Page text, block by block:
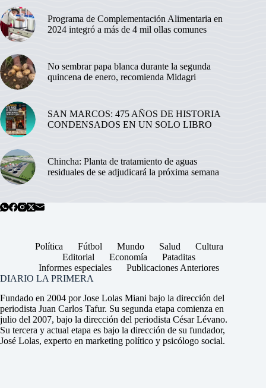
Programa de Complementación Alimentaria en
2024 integró a más de 4 mil ollas comunes
No sembrar papa blanca durante la segunda
quincena de enero, recomienda Midagri
SAN MARCOS: 475 AÑOS DE HISTORIA
CONDENSADOS EN UN SOLO LIBRO
Chincha: Planta de tratamiento de aguas
residuales de se adjudicará la próxima semana
Política Fútbol Mundo Salud
Cultura
Editorial
Economía
Pataditas
Informes especiales
Publicaciones Anteriores
DIARIO LA PRIMERA
Fundado en 2004 por Jose Lolas Miani bajo la dirección del
periodista Juan Carlos Tafur. Su segunda etapa comienza en
julio del 2007, bajo la dirección del periodista César Lévano.
Su tercera y actual etapa es bajo la dirección de su fundador,
José Lolas, experto en marketing político y psicólogo social.